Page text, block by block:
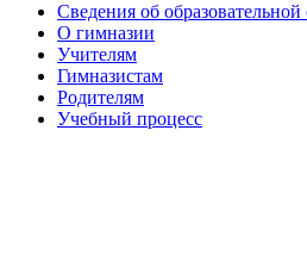
Сведения об образовательной
О гимназии
Учителям
Гимназистам
Родителям
Учебный процесс